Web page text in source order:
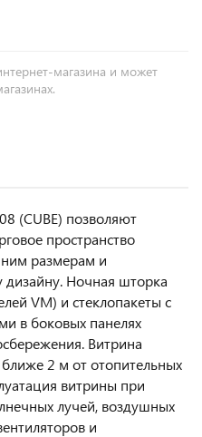
магазина и может
(CUBЕ) позволяют
пространство
размерам и
Ночная шторка
VM) и стеклопакеты с
в боковых панелях
Витрина
2 м от отопительных
витрины при
лучей, воздушных
и